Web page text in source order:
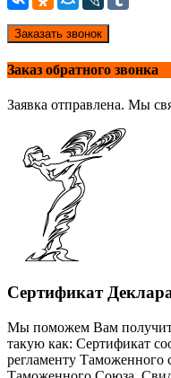
Заказать звонок
Заказ обратного звонка
Заявка отправлена. Мы
Сертификат
Мы поможем Вам
такую как: Сертификат
регламенту Таможенного